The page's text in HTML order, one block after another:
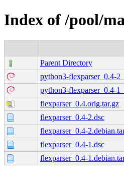
Index of /pool/
Parent Directory
python3-flexparser_0.4-
python3-flexparser_0.4-
flexparser_0.4.orig.tar.gz
flexparser_0.4-2.dsc
flexparser_0.4-
flexparser_0.4-1.dsc
flexparser_0.4-